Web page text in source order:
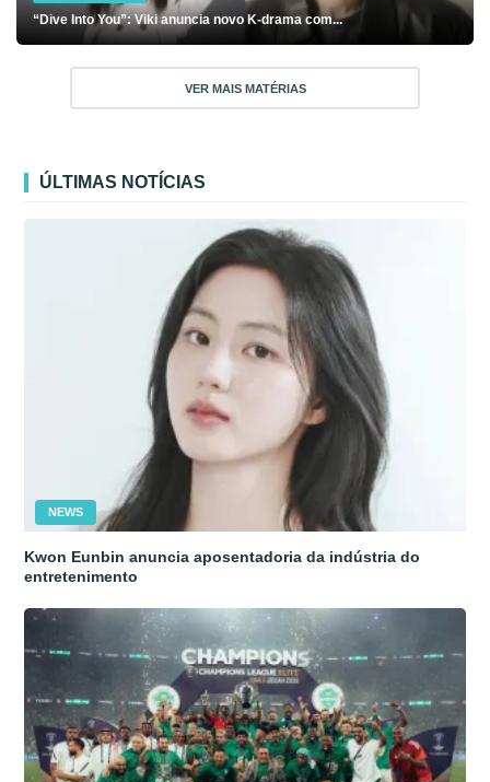
“Dive Into You”: Viki anuncia novo K-drama com...
VER MAIS MATÉRIAS
ÚLTIMAS NOTÍCIAS
NEWS
Kwon Eunbin anuncia aposentadoria da indústria do
entretenimento